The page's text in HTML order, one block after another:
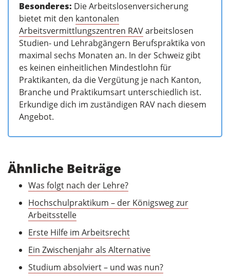
Besonderes: Die Arbeitslosenversicherung
bietet mit den kantonalen
Arbeitsvermittlungszentren RAVarbeitslosen
Studien- und Lehrabgängern Berufspraktika von
maximal sechs Monaten an. In der Schweiz gibt
es keinen einheitlichen Mindestlohn für
Praktikanten, da die Vergütung je nach Kanton,
Branche und Praktikumsart unterschiedlich ist.
Erkundige dich im zuständigen RAV nach diesem
Angebot.
Ähnliche Beiträge
Was folgt nach der Lehre?
Hochschulpraktikum – der Königsweg zur
Arbeitsstelle
Erste Hilfe im Arbeitsrecht
Ein Zwischenjahr als Alternative
Studium absolviert – und was nun?